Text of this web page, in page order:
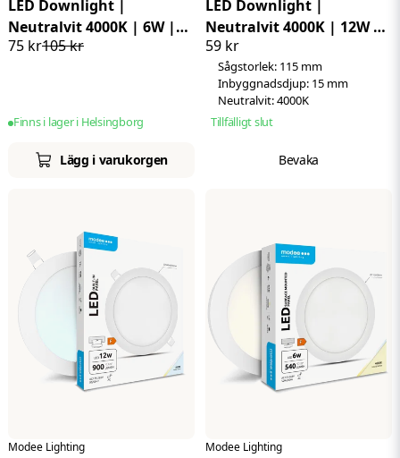
LED Downlight |
Neutralvit 4000K | 6W |
ø119 mm | Rund | Infälld
105 kr
75 kr
Finns i lager i Helsingborg
Lägg i varukorgen
LED Downlight |
Neutralvit 4000K | 12W |
ø168 mm | Rund | Infälld
59 kr
Sågstorlek: 115 mm
Inbyggnadsdjup: 15 mm
Neutralvit: 4000K
Tillfälligt slut
Bevaka
Modee Lighting Modee Lighting